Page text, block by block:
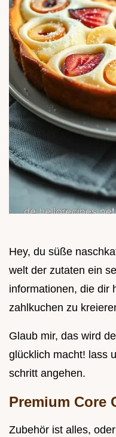
Hey, du süße
welt der zutaten ein
informationen, die dir
zahlkuchen zu
Glaub mir, das wird
glücklich macht! lass
schritt angehen.
Premium Core
Zubehör ist alles,